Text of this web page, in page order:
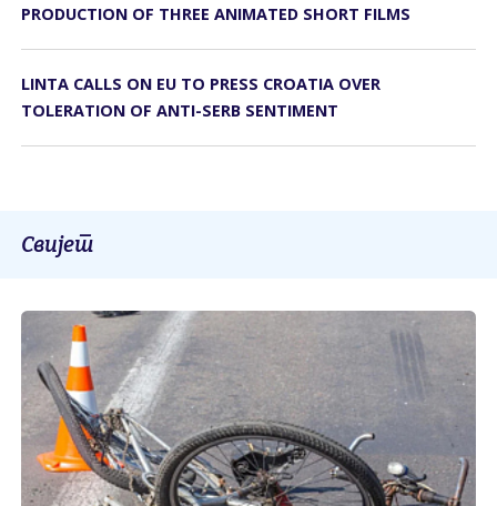
PRODUCTION OF THREE ANIMATED SHORT FILMS
LINTA CALLS ON EU TO PRESS CROATIA OVER
TOLERATION OF ANTI-SERB SENTIMENT
Свијет